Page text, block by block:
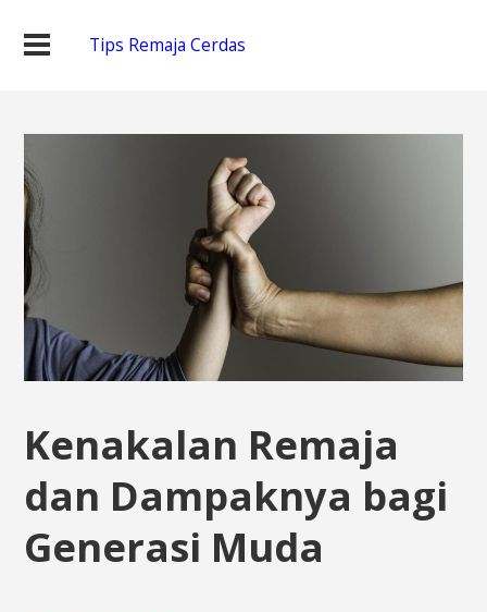
Tips Remaja Cerdas
Kenakalan Remaja
dan Dampaknya bagi
Generasi Muda